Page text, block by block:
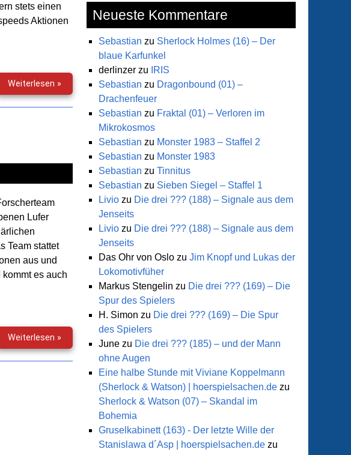
stets einen
Aktionen
Weiterlesen »Glashaus
–
Die
Lufer
Team stattet
aus und
es auch
Weiterlesen »Das
Lufer
Haus
Neueste Kommentare
Sebastian zu Sherlock Holmes (16) – Der
blaue Karfunkel
derlinzer zu
IRIS
Sebastian zu Dragonbound (01) –
Drachenfeuer
Sebastian zu Fraktal (01) – Verloren im
Mikrokosmos
Sebastian zu Monster 1983 – Staffel 2
Sebastian zu Monster 1983
Sebastian zu Tinnitus
Sebastian zu Sieben Siegel – Staffel 1
Livio zu Die drei ??? (188) – Signale aus dem
Jenseits
Livio zu Die drei ??? (188) – Signale aus dem
Jenseits
Das Ohr von Oslo zu Jim Knopf und Lukas der
Lokomotivfüher
Markus Stengelin zu Die drei ??? (169) – Die
Spur des Spielers
H. Simon zu Die drei ??? (169) – Die Spur
des Spielers
June zu Die drei ??? (185) – und der Mann
ohne Augen
Eine halbe Stunde mit Viviane Koppelmann
(Sherlock & Watson) | hoerspielsachen.de zu
Sherlock & Watson (07) – Skandal im
Bohemia
Gruselkabinett (163) - Der letzte Wille der
Stanislawa d´Asp | hoerspielsachen.de zu